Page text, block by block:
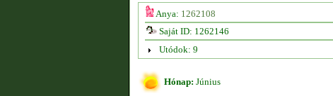
Anya: 1262108
Saját ID: 1262146
Utódok: 9
Hónap: Június